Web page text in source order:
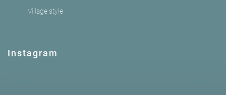
Village style
Instagram